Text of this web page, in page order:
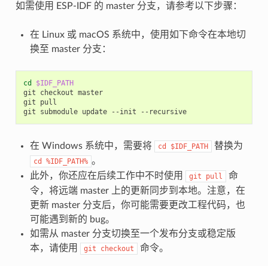
如需使用 ESP-IDF 的 master 分支，请参考以下步骤：
在 Linux 或 macOS 系统中，使用如下命令在本地切
换至 master 分支：
cd
$IDF_PATH
git
checkout master
git
pull
git
submodule update --init --recursive
在 Windows 系统中，需要将 cd $IDF_PATH 替换为
cd %IDF_PATH% 。
此外，你还应在后续工作中不时使用
git pull
命
令，将远端 master 上的更新同步到本地。注意，在
更新 master 分支后，你可能需要更改工程代码，也
可能遇到新的 bug。
如需从 master 分支切换至一个发布分支或稳定版
本，请使用
git checkout 命令。